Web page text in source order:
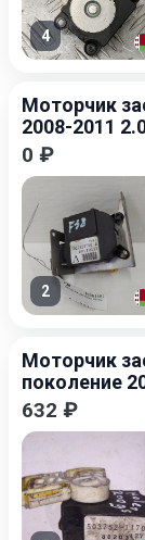
4
Моторчик
2008-2011
0 ₽
2
Моторчик
поколение
632 ₽